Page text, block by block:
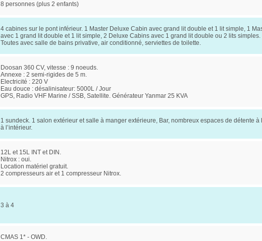
8 personnes (plus 2 enfants)
4 cabines sur le pont inférieur. 1 Master Deluxe Cabin avec grand lit double et 1 lit simple, 1
avec 1 grand lit double et 1 lit simple, 2 Deluxe Cabins avec 1 grand lit double ou 2 lits simples.
Toutes avec salle de bains privative, air conditionné, serviettes de toilette.
Doosan 360 CV, vitesse : 9 noeuds.
Annexe : 2 semi-rigides de 5 m.
Electricité : 220 V
Eau douce : désalinisateur: 5000L / Jour
GPS, Radio VHF Marine / SSB, Satellite. Générateur Yanmar 25 KVA
1 sundeck. 1 salon extérieur et salle à manger extérieure, Bar, nombreux espaces de détente à
à l’intérieur.
12L et 15L INT et DIN.
Nitrox : oui.
Location matériel gratuit.
2 compresseurs air et 1 compresseur Nitrox.
3 à 4
CMAS 1* - OWD.